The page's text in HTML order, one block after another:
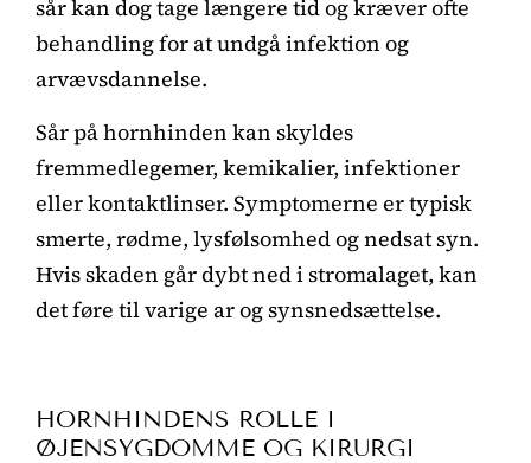
sår kan dog tage længere tid og kræver ofte
behandling for at undgå infektion og
arvævsdannelse.
Sår på hornhinden kan skyldes
fremmedlegemer, kemikalier, infektioner
eller kontaktlinser. Symptomerne er typisk
smerte, rødme, lysfølsomhed og nedsat syn.
Hvis skaden går dybt ned i stromalaget, kan
det føre til varige ar og synsnedsættelse.
HORNHINDENS ROLLE I
ØJENSYGDOMME OG KIRURGI